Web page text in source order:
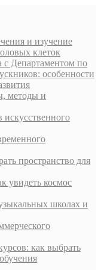
и изучение
клеток
с Департаментом по
особенности
методы и
искусственного
пространство для
увидеть космос
школах и
как выбрать